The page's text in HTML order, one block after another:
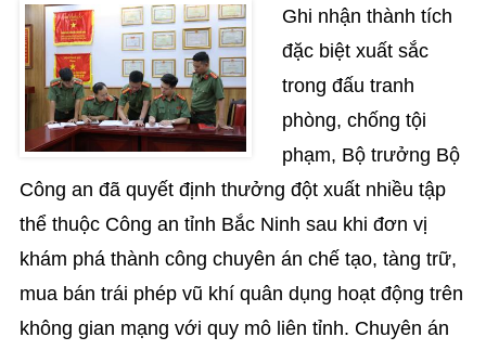
Ghi nhận thành tích
đặc biệt xuất sắc
trong đấu tranh
phòng, chống tội
phạm, Bộ trưởng Bộ
Công an đã quyết định thưởng đột xuất nhiều tập
thể thuộc Công an tỉnh Bắc Ninh sau khi đơn vị
khám phá thành công chuyên án chế tạo, tàng trữ,
mua bán trái phép vũ khí quân dụng hoạt động trên
không gian mạng với quy mô liên tỉnh. Chuyên án